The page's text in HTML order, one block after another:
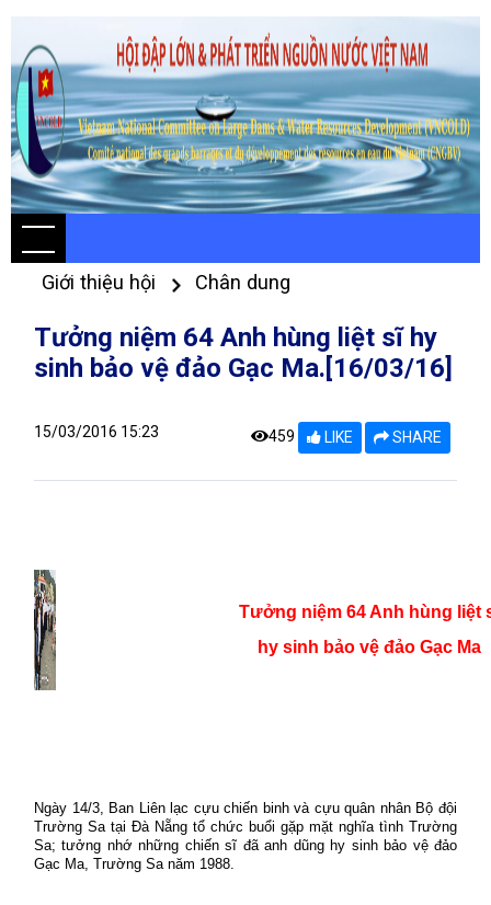
Giới thiệu hội Chân dung
Tưởng niệm 64 Anh hùng liệt sĩ hy
sinh bảo vệ đảo Gạc Ma.[16/03/16]
15/03/2016 15:23 459 LIKE SHARE
Tưởng niệm 64 Anh hùng liệt
hy sinh bảo vệ đảo Gạc Ma
Ngày 14/3, Ban Liên lạc cựu chiến binh và cựu quân nhân Bộ đội
Trường Sa tại Đà Nẵng tổ chức buổi gặp mặt nghĩa tình Trường
Sa; tưởng nhớ những chiến sĩ đã anh dũng hy sinh bảo vệ đảo
Gạc Ma, Trường Sa năm 1988.